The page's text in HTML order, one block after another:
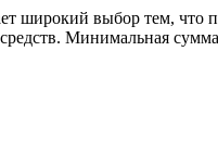
широкий выбор тем, что
Минимальная